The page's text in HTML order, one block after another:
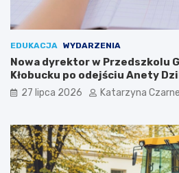
a
k
o
w
e
EDUKACJA WYDARZENIA
Nowa dyrektor w Przedszkolu
Kłobucku po odejściu Anety
27 lipca 2026 Katarzyna